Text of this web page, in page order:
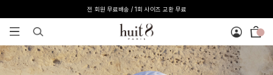
[온라인 익스클루시브] 온라인 회원 단독 40%